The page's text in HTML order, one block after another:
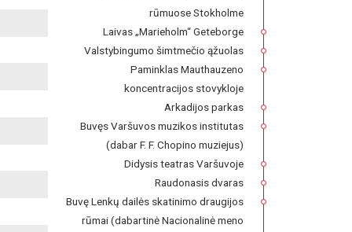
rūmuose Stokholme
Laivas „Marieholm“ Geteborge
Valstybingumo šimtmečio ąžuolas
Paminklas Mauthauzeno
koncentracijos stovykloje
Arkadijos parkas
Buvęs Varšuvos muzikos institutas
(dabar F. F. Chopino muziejus)
Didysis teatras Varšuvoje
Raudonasis dvaras
Buvę Lenkų dailės skatinimo draugijos
rūmai (dabartinė Nacionalinė meno